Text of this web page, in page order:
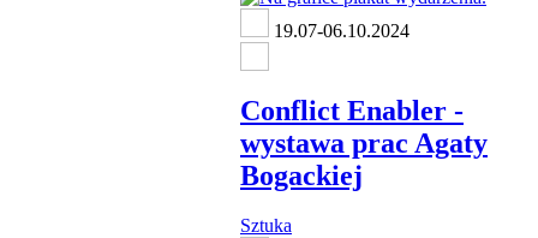
19.07-06.10.2024
Conflict Enabler -
wystawa prac Agaty
Bogackiej
Sztuka